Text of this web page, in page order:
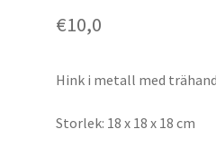
€10,0
Hink i metall med
Storlek: 18 x 18 x 18 cm